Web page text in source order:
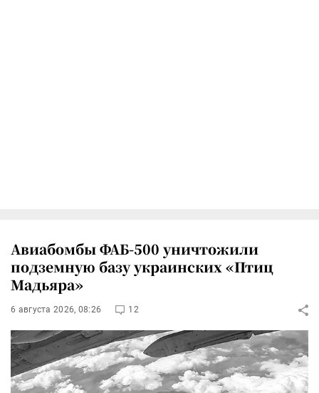
Авиабомбы ФАБ-500 уничтожили
подземную базу украинских «Птиц
Мадьяра»
6 августа 2026, 08:26 12